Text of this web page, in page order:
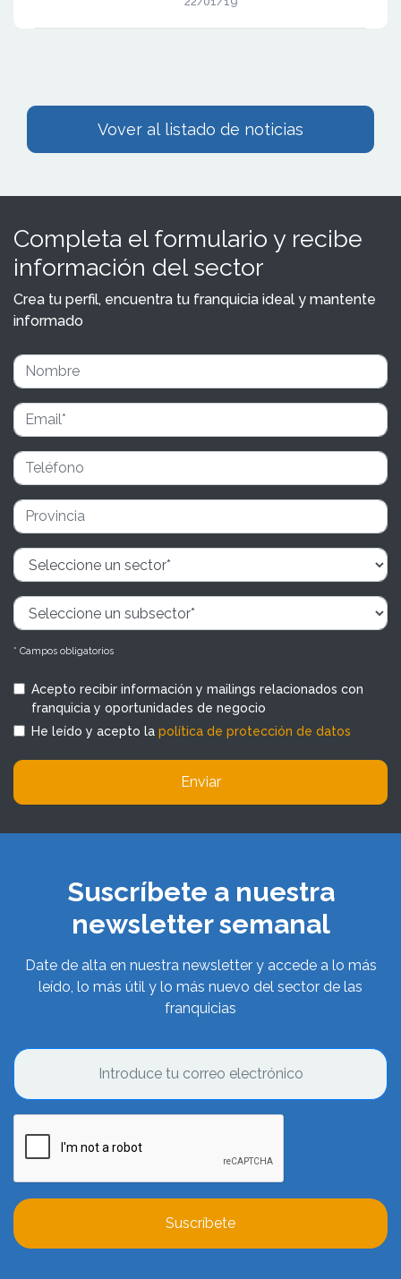
Vover al listado de noticias
Completa el formulario y recibe
información del sector
Crea tu perfil, encuentra tu franquicia ideal y mantente
informado
* Campos obligatorios
Acepto recibir información y mailings relacionados con
franquicia y oportunidades de negocio
He leído y acepto la política de protección de datos
Enviar
Suscríbete a nuestra
newsletter semanal
Date de alta en nuestra newsletter y accede a lo más
leído, lo más útil y lo más nuevo del sector de las
franquicias
Suscríbete